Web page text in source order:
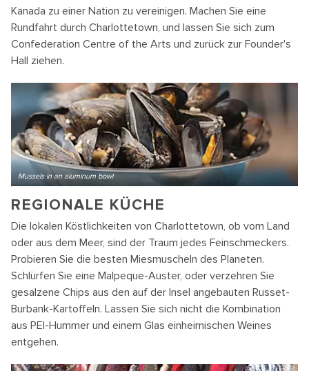
Kanada zu einer Nation zu vereinigen. Machen Sie eine
Rundfahrt durch Charlottetown, und lassen Sie sich zum
Confederation Centre of the Arts und zurück zur Founder's
Hall ziehen.
Mussels in an aluminum bowl
REGIONALE KÜCHE
Die lokalen Köstlichkeiten von Charlottetown, ob vom Land
oder aus dem Meer, sind der Traum jedes Feinschmeckers.
Probieren Sie die besten Miesmuscheln des Planeten.
Schlürfen Sie eine Malpeque-Auster, oder verzehren Sie
gesalzene Chips aus den auf der Insel angebauten Russet-
Burbank-Kartoffeln. Lassen Sie sich nicht die Kombination
aus PEI-Hummer und einem Glas einheimischen Weines
entgehen.